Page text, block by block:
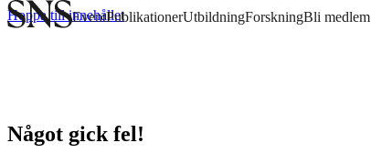
Hoppa till innehållet
EventPublikationerUtbildningForskningBli medlem
Något gick fel!